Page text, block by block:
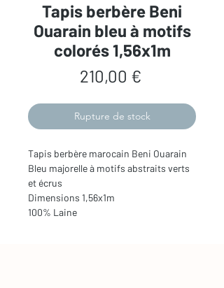
Tapis berbère Beni
Ouarain bleu à motifs
colorés 1,56x1m
210,00 €Prix
Rupture de stock
Tapis berbère marocain Beni Ouarain
Bleu majorelle à motifs abstraits verts
et écrus
Dimensions 1,56x1m
100% Laine